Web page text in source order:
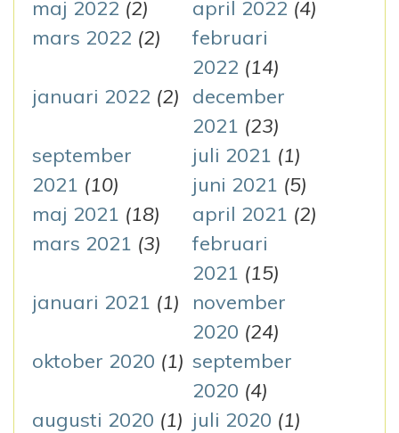
maj 2022 (2) april 2022 (4)
mars 2022 (2)
februari
2022 (14)
januari 2022 (2)
december
2021 (23)
september
2021 (10)
juli 2021 (1)
juni 2021 (5)
maj 2021 (18) april 2021 (2)
mars 2021 (3)
februari
2021 (15)
januari 2021 (1)
november
2020 (24)
oktober 2020 (1) september
2020 (4)
augusti 2020 (1) juli 2020 (1)